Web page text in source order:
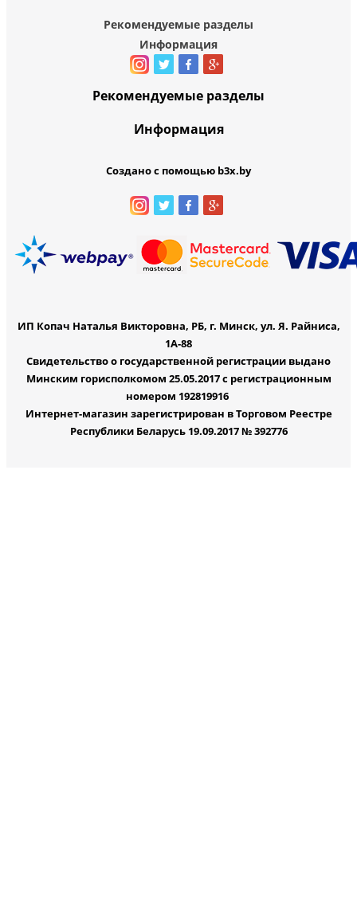
Рекомендуемые разделы
Информация
Рекомендуемые разделы
Информация
Создано с помощью b3x.by
ИП Копач Наталья Викторовна, РБ, г. Минск, ул. Я. Райниса,
1А-88
Свидетельство о государственной регистрации выдано
Минским горисполкомом 25.05.2017 с регистрационным
номером 192819916
Интернет-магазин зарегистрирован в Торговом Реестре
Республики Беларусь 19.09.2017 № 392776